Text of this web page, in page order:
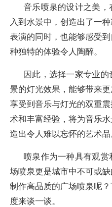
音乐喷泉的设计之美
入到水景中，创造出了一
表演的同时，也能够感受
种独特的体验令人陶醉。
因此，选择一家专业
景的灯光效果，能够带来
享受到音乐与灯光的双重
术和丰富经验，将为音乐
造出令人难以忘怀的艺术品
喷泉作为一种具有观
场喷泉更是城市中不可或
制作高品质的广场喷泉呢
度来谈一谈。